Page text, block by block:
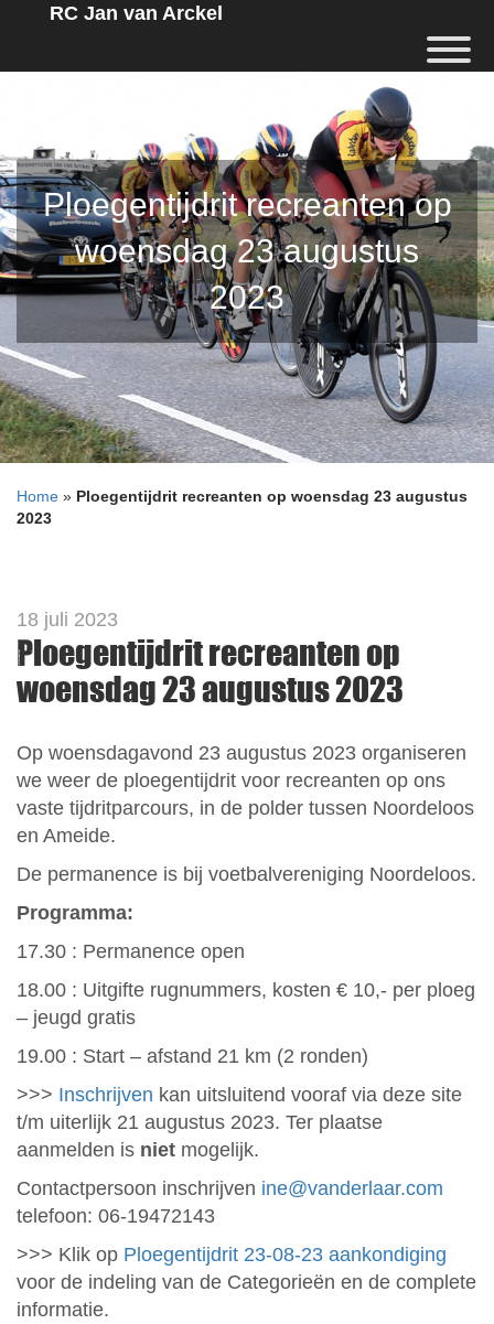
RC Jan van Arckel
Ploegentijdrit recreanten op
woensdag 23 augustus
2023
Home » Ploegentijdrit recreanten op woensdag 23 augustus
2023
18 juli 2023
Ploegentijdrit recreanten op
woensdag 23 augustus 2023
Op woensdagavond 23 augustus 2023 organiseren
we weer de ploegentijdrit voor recreanten op ons
vaste tijdritparcours, in de polder tussen Noordeloos
en Ameide.
De permanence is bij voetbalvereniging Noordeloos.
Programma:
17.30 : Permanence open
18.00 : Uitgifte rugnummers, kosten € 10,- per ploeg
– jeugd gratis
19.00 : Start – afstand 21 km (2 ronden)
>>> Inschrijven kan uitsluitend vooraf via deze site
t/m uiterlijk 21 augustus 2023. Ter plaatse
aanmelden is niet mogelijk.
Contactpersoon inschrijven ine@vanderlaar.com
telefoon: 06-19472143
>>> Klik op Ploegentijdrit 23-08-23 aankondiging
voor de indeling van de Categorieën en de complete
informatie.